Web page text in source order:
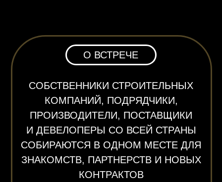
СОБИРАЮТСЯ В ОДНОМ МЕСТЕ ДЛЯ
ЗНАКОМСТВ, ПАРТНЕРСТВ И НОВЫХ
КОНТРАКТОВ